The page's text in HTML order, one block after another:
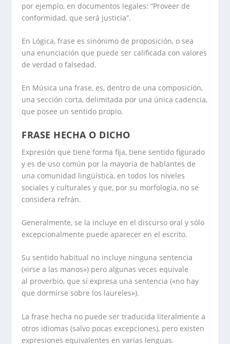
por ejemplo, en documentos legales: “Proveer de
conformidad, que será justicia”.
En Lógica, frase es sinónimo de proposición, o sea
una enunciación que puede ser calificada con valores
de verdad o falsedad.
En Música una frase, es, dentro de una composición,
una sección corta, delimitada por una única cadencia,
que posee un sentido propio.
FRASE HECHA O DICHO
Expresión que tiene forma fija, tiene sentido figurado
y es de uso común por la mayoría de hablantes de
una comunidad lingüística, en todos los niveles
sociales y culturales y que, por su morfología, no se
considera refrán.
Generalmente, se la incluye en el discurso oral y sólo
excepcionalmente puede aparecer en el escrito.
Su sentido habitual no incluye ninguna sentencia
(«irse a las manos») pero algunas veces equivale
al proverbio, que sí expresa una sentencia («no hay
que dormirse sobre los laureles»).
La frase hecha no puede ser traducida literalmente a
otros idiomas (salvo pocas excepciones), pero existen
expresiones equivalentes en varias lenguas.